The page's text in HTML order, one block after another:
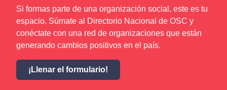
Si formas parte de una organización social, este es tu
espacio. Súmate al Directorio Nacional de OSC y
conéctate con una red de organizaciones que están
generando cambios positivos en el país.
¡Llenar el formulario!